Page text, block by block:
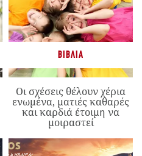
ΒΙΒΛΊΑ
Οι σχέσεις θέλουν χέρια
ενωμένα, ματιές καθαρές
και καρδιά έτοιμη να
μοιραστεί